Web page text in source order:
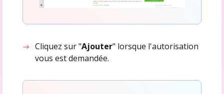
Cliquez sur "Ajouter" lorsque l'autorisation
vous est demandée.